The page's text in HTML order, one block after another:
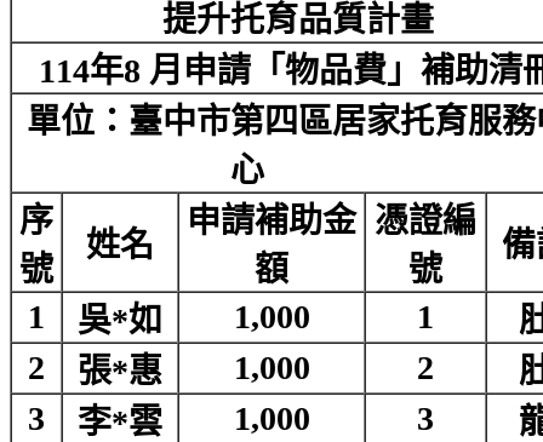
提升托育品質計畫
114年8 月申請 「物品費 」 補助清
單位：臺中市第四區居家托育服務
心
序
號
姓名
申請補助金
額
憑證編
號
1
吳*如 1,000 1
2
張*惠 1,000 2
3
李*雲 1,000 3